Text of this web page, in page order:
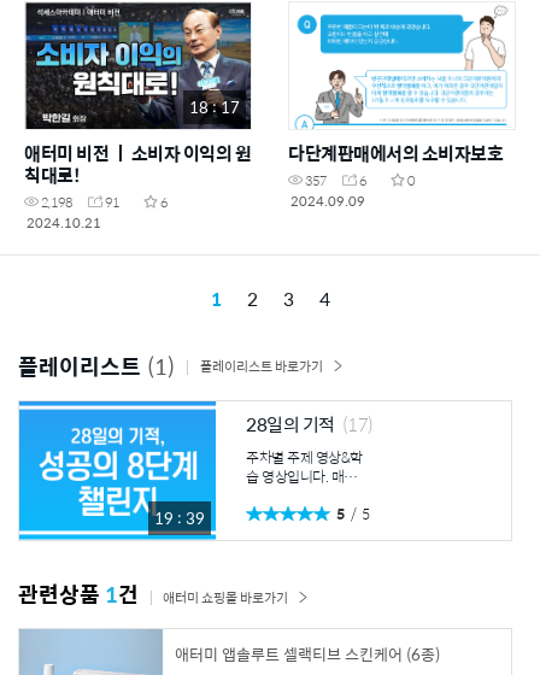
18 : 17
애터미 비전 ㅣ 소비자 이익의 원
칙대로!
2,198 91
6
2024.10.21
다단계판매에서의 소비자보호
357 6
0
2024.09.09
1 2 3 4
플레이리스트 (1) 플레이리스트 바로가기
19 : 39
28일의 기적 (17)
주차별 주제 영상&학
습 영상입니다. 매주
및 느낀점을 나눠보세
결 시대, 성공의 물결
애터미 1주차 학습영
상 ① 제품으로 승부
하고, 지맘의 법칙으
로 전개하라 ② 백백
5 5
관련상품 1건 애터미 쇼핑몰 바로가기
애터미 앱솔루트 셀랙티브 스킨케어 (6종)